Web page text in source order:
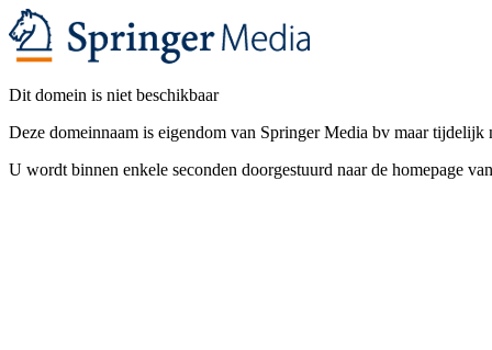
Dit domein is niet beschikbaar
Deze domeinnaam is eigendom van Springer Media bv maar tijdelijk
U wordt binnen enkele seconden doorgestuurd naar de homepage